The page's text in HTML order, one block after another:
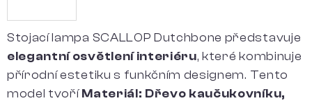
Stojací lampa SCALLOP Dutchbone představuje
elegantní osvětlení interiéru, které kombinuje
přírodní estetiku s funkčním designem. Tento
model tvoříMateriál: Dřevo kaučukovníku,